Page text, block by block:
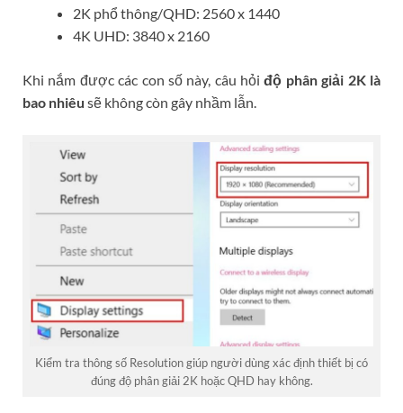
2K phổ thông/QHD: 2560 x 1440
4K UHD: 3840 x 2160
Khi nắm được các con số này, câu hỏiđộ phân giải 2K là
bao nhiêu sẽ không còn gây nhầm lẫn.
Kiểm tra thông số Resolution giúp người dùng xác định thiết bị có
đúng độ phân giải 2K hoặc QHD hay không.